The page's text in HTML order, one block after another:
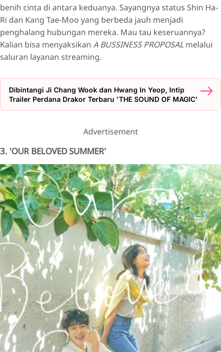
benih cinta di antara keduanya. Sayangnya status Shin Ha-
Ri dan Kang Tae-Moo yang berbeda jauh menjadi
penghalang hubungan mereka. Mau tau keseruannya?
Kalian bisa menyaksikan A BUSSINESS PROPOSAL melalui
saluran layanan streaming.
Dibintangi Ji Chang Wook dan Hwang In Yeop, Intip
Trailer Perdana Drakor Terbaru 'THE SOUND OF MAGIC'
Advertisement
3. 'OUR BELOVED SUMMER'